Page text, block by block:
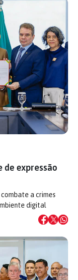
de expressão
a crimes
digital